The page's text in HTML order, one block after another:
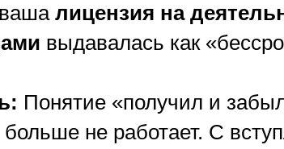
лицензия на
выдавалась как
Понятие «получил и
не работает. С